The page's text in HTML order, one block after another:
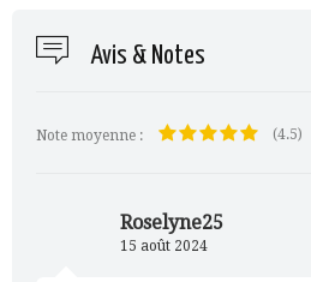
Avis & Notes
Note moyenne : (4.5)
Roselyne25
15 août 2024